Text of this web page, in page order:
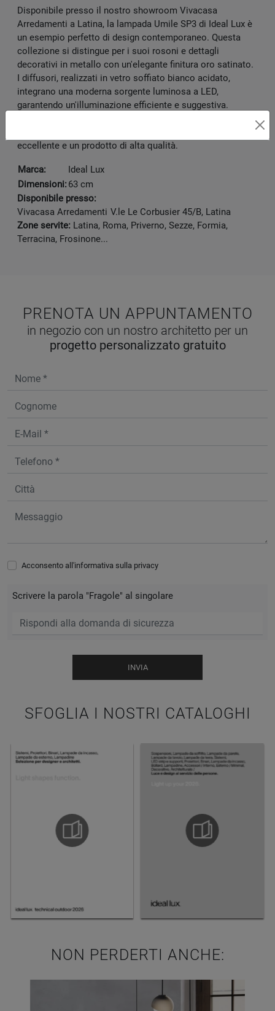
Disponibile presso il nostro showroom Vivacasa
Arredamenti a Latina, la lampada Umile SP3 di Ideal Lux è
un esempio perfetto di design contemporaneo. Questa
collezione si distingue per i suoi rosoni e dettagli
decorativi in metallo con un'elegante finitura oro satinato.
I diffusori, realizzati in vetro soffiato bianco acidato,
integrano una moderna sorgente luminosa a LED,
garantendo un'illuminazione efficiente e suggestiva.
Vivacasa Arredamenti ti offre un design contemporaneo al
eccellente e un prodotto di alta qualità.
Marca:
Ideal Lux
Dimensioni:63 cm
Disponibile presso:
Vivacasa Arredamenti V.le Le Corbusier 45/B, Latina
Zone servite: Latina, Roma, Priverno, Sezze, Formia,
Terracina, Frosinone...
SFOGLIA I NOSTRI CATALOGHI
PRENOTA UN APPUNTAMENTO
in negozio con un nostro architetto per un
progetto personalizzato gratuito
Acconsento all'informativa sulla privacy
Scrivere la parola "Fragole" al singolare
INVIA
NON PERDERTI ANCHE: